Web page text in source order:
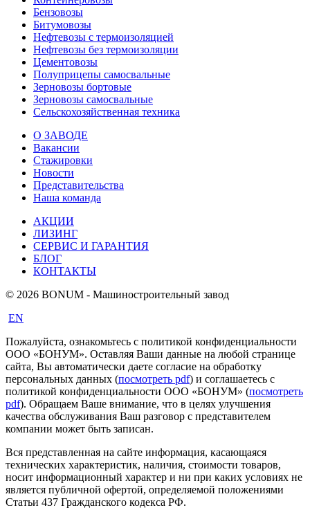
Бензовозы
Битумовозы
Нефтевозы с термоизоляцией
Нефтевозы без термоизоляции
Цементовозы
Полуприцепы самосвальные
Зерновозы бортовые
Зерновозы самосвальные
Сельскохозяйственная техника
О ЗАВОДЕ
Вакансии
Стажировки
Новости
Представительства
Наша команда
АКЦИИ
ЛИЗИНГ
СЕРВИС И ГАРАНТИЯ
БЛОГ
КОНТАКТЫ
© 2026 BONUM - Машиностроительный завод
EN
Пожалуйста, ознакомьтесь с политикой конфиденциальности
ООО «БОНУМ». Оставляя Ваши данные на любой странице
сайта, Вы автоматически даете согласие на обработку
персональных данных (посмотреть pdf) и соглашаетесь с
политикой конфиденциальности ООО «БОНУМ» (посмотреть
pdf). Обращаем Ваше внимание, что в целях улучшения
качества обслуживания Ваш разговор с представителем
компании может быть записан.
Вся представленная на сайте информация, касающаяся
технических характеристик, наличия, стоимости товаров,
носит информационный характер и ни при каких условиях не
является публичной офертой, определяемой положениями
Статьи 437 Гражданского кодекса РФ.